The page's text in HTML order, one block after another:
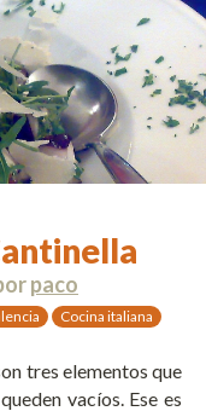
paco
Cocina italiana
tres elementos que
vacíos. Ese es